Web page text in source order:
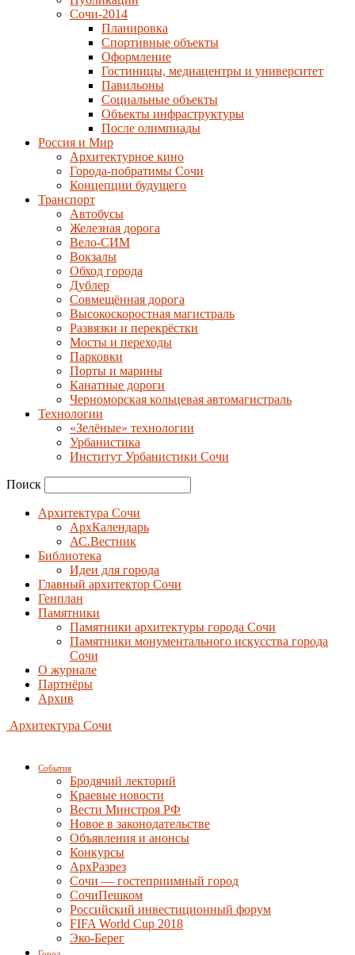
Сочи-2014
Планировка
Спортивные объекты
Оформление
Гостиницы, медиацентры и университет
Павильоны
Социальные объекты
Объекты инфраструктуры
После олимпиады
Россия и Мир
Архитектурное кино
Города-побратимы Сочи
Концепции будущего
Транспорт
Автобусы
Железная дорога
Вело-СИМ
Вокзалы
Обход города
Дублер
Совмещённая дорога
Высокоскоростная магистраль
Развязки и перекрёстки
Мосты и переходы
Парковки
Порты и марины
Канатные дороги
Черноморская кольцевая автомагистраль
Технологии
«Зелёные» технологии
Урбанистика
Институт Урбанистики Сочи
Поиск
Архитектура Сочи
АрхКалендарь
АС.Вестник
Библиотека
Идеи для города
Главный архитектор Сочи
Генплан
Памятники
Памятники архитектуры города Сочи
Памятники монументального искусства города
Сочи
О журнале
Партнёры
Архив
Архитектура Сочи
События
Бродячий лекторий
Краевые новости
Вести Минстроя РФ
Новое в законодательстве
Объявления и анонсы
Конкурсы
АрхРазрез
Сочи — гостеприимный город
СочиПешком
Российский инвестиционный форум
FIFA World Cup 2018
Эко-Берег